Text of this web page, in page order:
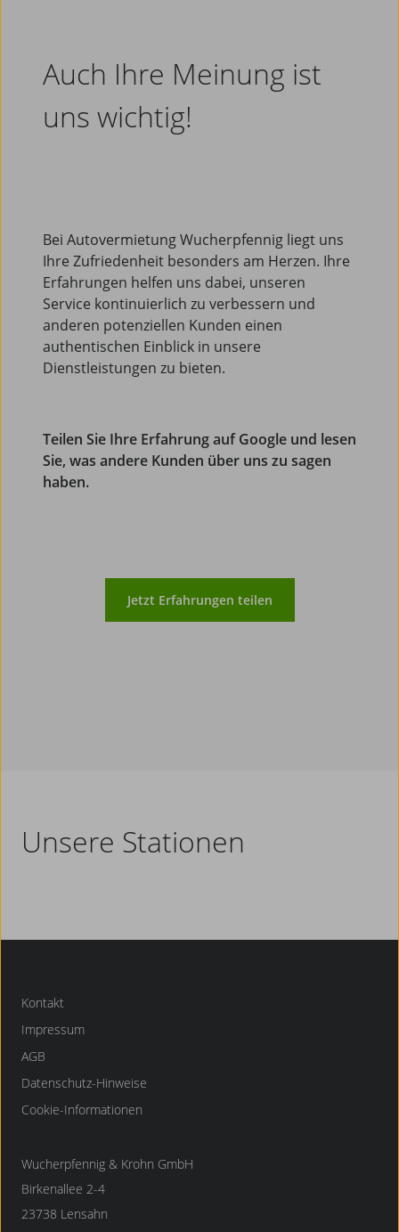
Auch Ihre Meinung ist
uns wichtig!
Bei Autovermietung Wucherpfennig liegt uns
Ihre Zufriedenheit besonders am Herzen. Ihre
Erfahrungen helfen uns dabei, unseren
Service kontinuierlich zu verbessern und
anderen potenziellen Kunden einen
authentischen Einblick in unsere
Dienstleistungen zu bieten.
Teilen Sie Ihre Erfahrung auf Google und lesen
Sie, was andere Kunden über uns zu sagen
haben.
Jetzt Erfahrungen teilen
Unsere Stationen
Kontakt
Impressum
AGB
Datenschutz-Hinweise
Cookie-Informationen
Wucherpfennig & Krohn GmbH
Birkenallee 2-4
23738 Lensahn